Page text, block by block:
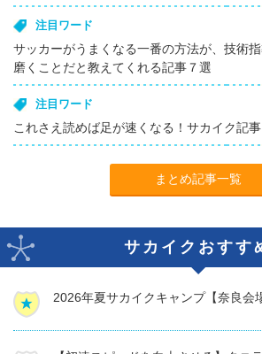
注目ワード
サッカーがうまくなる一番の方法が、技術
磨くことだと教えてくれる記事７選
注目ワード
これさえ読めば足が速くなる！サカイク記
まとめ記事一覧
サカイクおすす
2026年夏サカイクキャンプ【奈良会